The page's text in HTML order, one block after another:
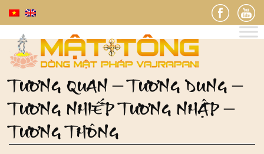
TƯƠNG QUAN – TƯƠNG DUNG –
TƯƠNG NHIẾP TƯƠNG NHẬP –
TƯƠNG THÔNG